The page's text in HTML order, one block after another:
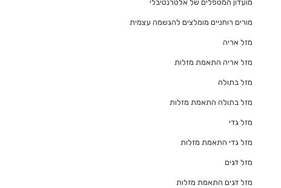
מועדון המטפלים של אלטרנטיבלי
מורים רוחניים מומלצים להגשמה עצמית
מזל אריה
מזל אריה התאמת מזלות
מזל בתולה
מזל בתולה התאמת מזלות
מזל גדי
מזל גדי התאמת מזלות
מזל דגים
מזל דגים התאמת מזלות